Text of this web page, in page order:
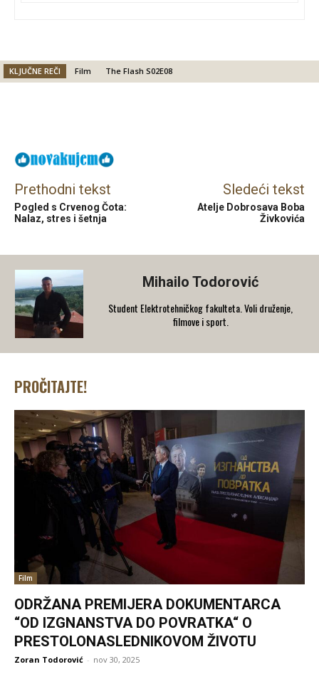
KLJUČNE REČI Film The Flash S02E08
Prethodni tekst
Pogled s Crvenog Čota:
Nalaz, stres i šetnja
Sledeći tekst
Atelje Dobrosava Boba
Živkovića
Mihailo Todorović
Student Elektrotehničkog fakulteta. Voli druženje,
filmove i sport.
PROČITAJTE!
Film
ODRŽANA PREMIJERA DOKUMENTARCA
“OD IZGNANSTVA DO POVRATKA“ O
PRESTOLONASLEDNIKOVOM ŽIVOTU
Zoran Todorović - nov 30, 2025